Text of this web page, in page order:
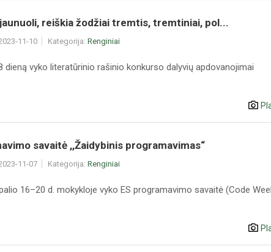
jaunuoli, reiškia žodžiai tremtis, tremtiniai, pol...
11-10 Kategorija: Renginiai
dieną vyko literatūrinio rašinio konkurso dalyvių apdovanojimai
savaitė ,,Žaidybinis programavimas“
11-07 Kategorija: Renginiai
16–20 d. mokykloje vyko ES programavimo savaitė (Code